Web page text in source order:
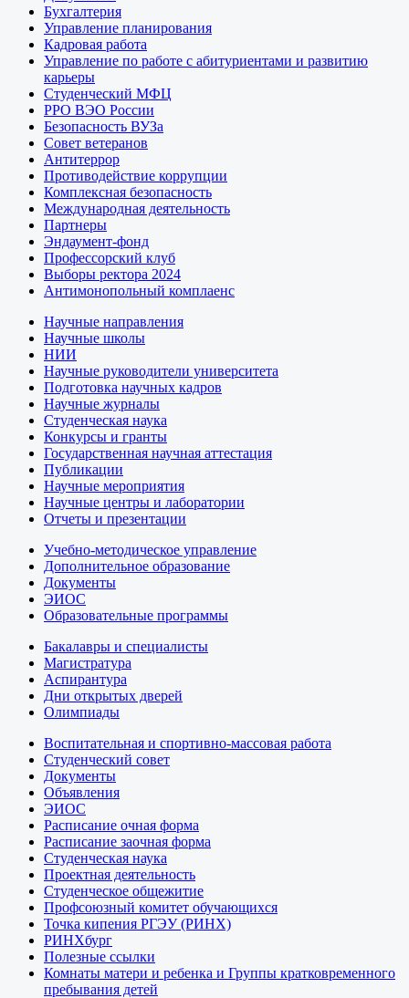
Бухгалтерия
Управление планирования
Кадровая работа
Управление по работе с абитуриентами и развитию
карьеры
Студенческий МФЦ
РРО ВЭО России
Безопасность ВУЗа
Совет ветеранов
Антитеррор
Противодействие коррупции
Комплексная безопасность
Международная деятельность
Партнеры
Эндаумент-фонд
Профессорский клуб
Выборы ректора 2024
Антимонопольный комплаенс
Научные направления
Научные школы
НИИ
Научные руководители университета
Подготовка научных кадров
Научные журналы
Студенческая наука
Конкурсы и гранты
Государственная научная аттестация
Публикации
Научные мероприятия
Научные центры и лаборатории
Отчеты и презентации
Учебно-методическое управление
Дополнительное образование
Документы
ЭИОС
Образовательные программы
Бакалавры и специалисты
Магистратура
Аспирантура
Дни открытых дверей
Олимпиады
Воспитательная и спортивно-массовая работа
Студенческий совет
Документы
Объявления
ЭИОС
Расписание очная форма
Расписание заочная форма
Студенческая наука
Проектная деятельность
Студенческое общежитие
Профсоюзный комитет обучающихся
Точка кипения РГЭУ (РИНХ)
РИНХбург
Полезные ссылки
Комнаты матери и ребенка и Группы кратковременного
пребывания детей